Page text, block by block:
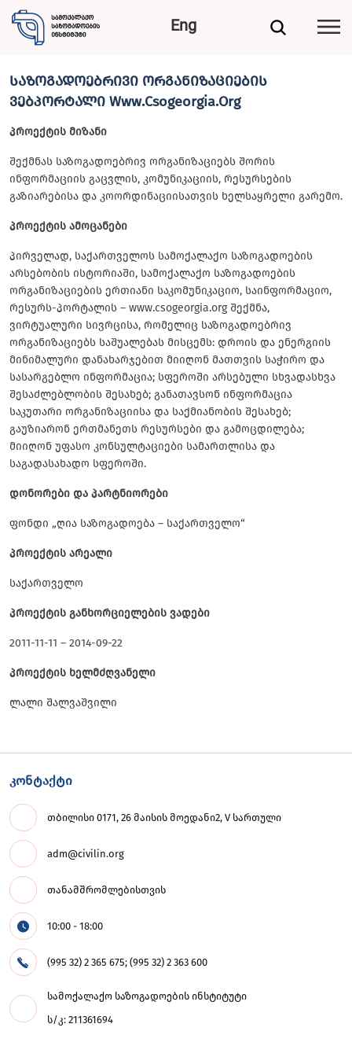
Eng
საზოგადოებრივი ორგანიზაციების
ვებპორტალი Www.Csogeorgia.Org
პროექტის მიზანი
შექმნას საზოგადოებრივ ორგანიზაციებს შორის
ინფორმაციის გაცვლის, კომუნიკაციის, რესურსების
გაზიარებისა და კოორდინაციისათვის ხელსაყრელი გარემო.
პროექტის ამოცანები
პირველად, საქართველოს სამოქალაქო საზოგადოების
არსებობის ისტორიაში, სამოქალაქო საზოგადოების
ორგანიზაციების ერთიანი საკომუნიკაციო, საინფორმაციო,
რესურს-პორტალის – www.csogeorgia.org შექმნა,
ვირტუალური სივრცისა, რომელიც საზოგადოებრივ
ორგანიზაციებს საშუალებას მისცემს: დროის და ენერგიის
მინიმალური დანახარჯებით მიიღონ მათთვის საჭირო და
სასარგებლო ინფორმაცია; სფეროში არსებული სხვადასხვა
შესაძლებლობის შესახებ; განათავსონ ინფორმაცია
საკუთარი ორგანიზაციისა და საქმიანობის შესახებ;
გაუზიარონ ერთმანეთს რესურსები და გამოცდილება;
მიიღონ უფასო კონსულტაციები სამართლისა და
საგადასახადო სფეროში.
დონორები და პარტნიორები
ფონდი „ღია საზოგადოება – საქართველო“
პროექტის არეალი
საქართველო
პროექტის განხორციელების ვადები
2011-11-11 – 2014-09-22
პროექტის ხელმძღვანელი
ლალი შალვაშვილი
კონტაქტი
თბილისი 0171, 26 მაისის მოედანი2, V სართული
adm@civilin.org
თანამშრომლებისთვის
10:00 - 18:00
(995 32) 2 365 675; (995 32) 2 363 600
სამოქალაქო საზოგადოების ინსტიტუტი
ს/კ: 211361694